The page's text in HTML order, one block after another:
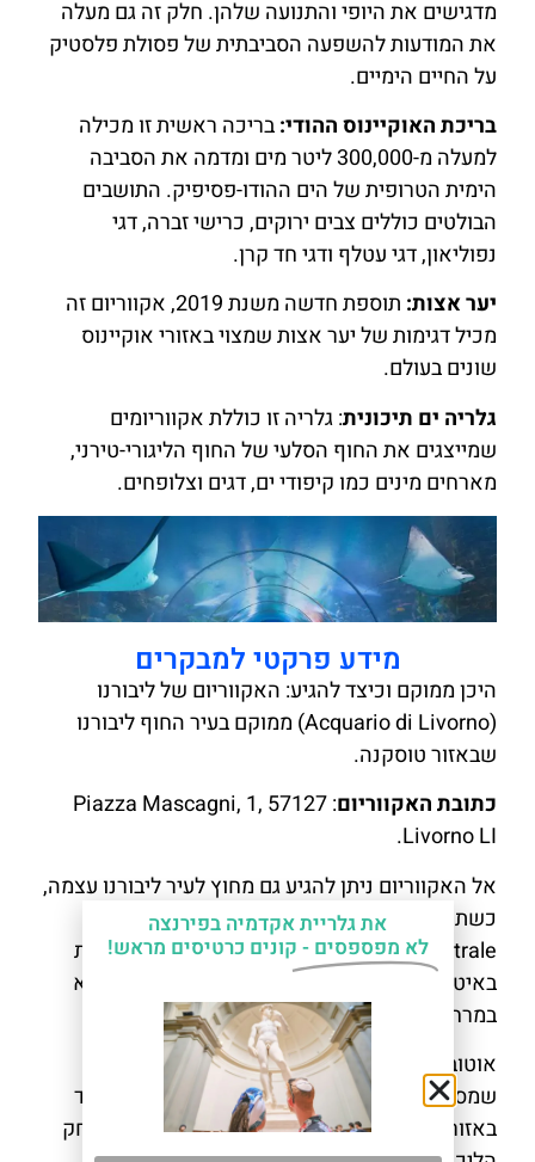
מדגישים את היופי והתנועה שלהן. חלק זה גם מעלה
את המודעות להשפעה הסביבתית של פסולת פלסטיק
על החיים הימיים.
בריכת האוקיינוס ההודי:בריכה ראשית זו מכילה
למעלה מ-300,000 ליטר מים ומדמה את הסביבה
הימית הטרופית של הים ההודו-פסיפיק. התושבים
הבולטים כוללים צבים ירוקים, כרישי זברה, דגי
נפוליאון, דגי עטלף ודגי חד קרן.
יער אצות:
תוספת חדשה משנת 2019, אקווריום זה
מכיל דגימות של יער אצות שמצוי באזורי אוקיינוס
שונים בעולם.
גלריה ים תיכונית: גלריה זו כוללת אקווריומים
שמייצגים את החוף הסלעי של החוף הליגורי-טירני,
מארחים מינים כמו קיפודי ים, דגים וצלופחים.
מידע פרקטי למבקרים
היכן ממוקם וכיצד להגיע: האקווריום של ליבורנו
(Acquario di Livorno) ממוקם בעיר החוף ליבורנו
שבאזור טוסקנה.
כתובת האקווריום : Piazza Mascagni, 1, 57127
Livorno LI.
אל האקווריום ניתן להגיע גם מחוץ לעיר ליבורנו עצמה,
כשתחנת הרכבת המרכזית של ליבורנו, Livorno
Centrale, מחברת את העיר לערים מרכזיות אחרות
באיטליה. לאחר הגעתכם לתחנה, האקווריום נמצא
במרחק נסיעה קצר במונית או באוטובוס.
אוטובוסים מקומיים בליבורנו משרתים את האזור
שמסביב לאקווריום, ואם אתם שוהים בעיר, במיוחד
באזור מרכז העיר או החוף, האקווריום נמצא במרחק
את גלריית אקדמיה בפירנצה
לא מפספסים - קונים כרטיסים מראש!